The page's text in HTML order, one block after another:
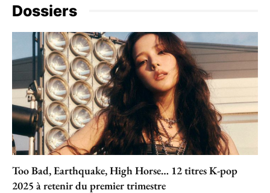
Dossiers
Too Bad, Earthquake, High Horse… 12 titres K-pop
2025 à retenir du premier trimestre